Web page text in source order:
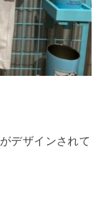
デザインされて